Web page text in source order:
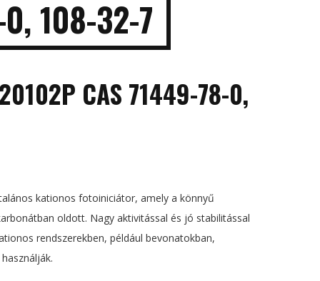
108-32-7
CAS 71449-78-0,
kationos fotoiniciátor, amely a könnyű
oldott. Nagy aktivitással és jó stabilitással
rendszerekben, például bevonatokban,